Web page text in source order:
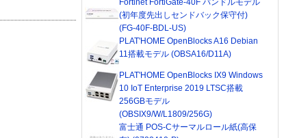
Fortinet FortiGate-40F バンドルモデル
(初年度先出しセンドバック保守付)
(FG-40F-BDL-US)
PLAT'HOME OpenBlocks A16 Debian
11搭載モデル (OBSA16/D11A)
PLAT'HOME OpenBlocks IX9 Windows
10 IoT Enterprise 2019 LTSC搭載
256GBモデル
(OBSIX9/W/L1809/256G)
富士通 POS-Cサーマルロール紙(高保